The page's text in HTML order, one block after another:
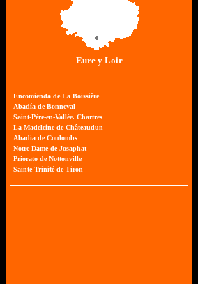
Eure y Loir